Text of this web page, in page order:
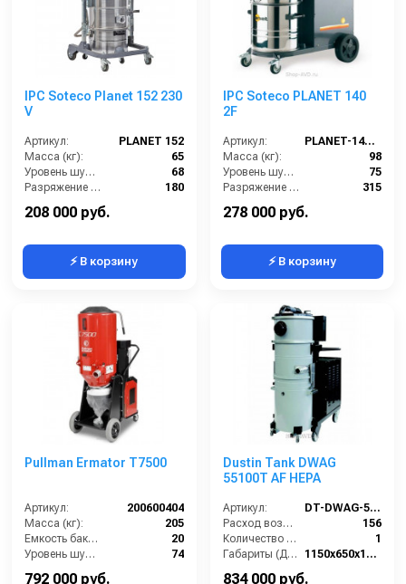
IPC Soteco Planet 152 230
V
Артикул:
PLANET 152
Масса (кг):
65
Уровень шума (дБ):
68
Разряжение (мБар):
180
208 000 руб.
⚡ В корзину
IPC Soteco PLANET 140
2F
Артикул:
PLANET-140-2F
Масса (кг):
98
Уровень шума (дБ):
75
Разряжение (мБар):
315
278 000 руб.
⚡ В корзину
Pullman Ermator T7500
Артикул:
200600404
Масса (кг):
205
Емкость бака для мусора (л):
20
Уровень шума (дБ):
74
792 000 руб.
Dustin Tank DWAG
55100T AF HEPA
Артикул:
DT-DWAG-55100T-AF-HEPA
Расход воздуха (л/сек):
156
Количество всасывающих турбин (шт):
1
Габариты (ДхШхВ):
1150х650х1600
834 000 руб.